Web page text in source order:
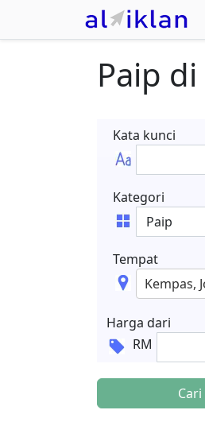
Paip di
Kata kunci
Kategori
Tempat
Harga dari
RM
Cari